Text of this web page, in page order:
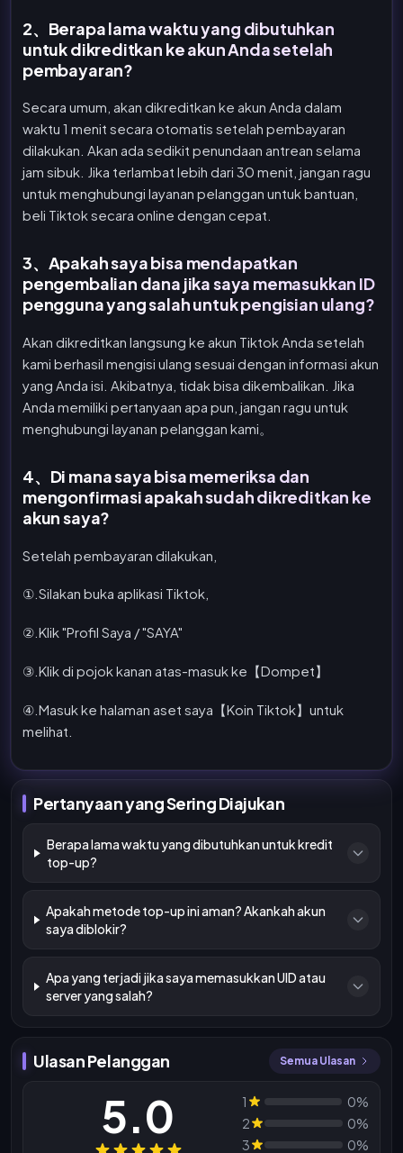
2、Berapa lama waktu yang dibutuhkan
untuk dikreditkan ke akun Anda setelah
pembayaran?
Secara umum, akan dikreditkan ke akun Anda dalam
waktu 1 menit secara otomatis setelah pembayaran
dilakukan. Akan ada sedikit penundaan antrean selama
jam sibuk. Jika terlambat lebih dari 30 menit, jangan ragu
untuk menghubungi layanan pelanggan untuk bantuan,
beli Tiktok secara online dengan cepat.
3、Apakah saya bisa mendapatkan
pengembalian dana jika saya memasukkan ID
pengguna yang salah untuk pengisian ulang?
Akan dikreditkan langsung ke akun Tiktok Anda setelah
kami berhasil mengisi ulang sesuai dengan informasi akun
yang Anda isi. Akibatnya, tidak bisa dikembalikan. Jika
Anda memiliki pertanyaan apa pun, jangan ragu untuk
menghubungi layanan pelanggan kami。
4、Di mana saya bisa memeriksa dan
mengonfirmasi apakah sudah dikreditkan ke
akun saya?
Setelah pembayaran dilakukan,
①.Silakan buka aplikasi Tiktok,
②.Klik "Profil Saya / "SAYA"
③.Klik di pojok kanan atas-masuk ke【Dompet】
④.Masuk ke halaman aset saya【Koin Tiktok】untuk
melihat.
Pertanyaan yang Sering Diajukan
Berapa lama waktu yang dibutuhkan untuk kredit
top-up?
Apakah metode top-up ini aman? Akankah akun
saya diblokir?
Apa yang terjadi jika saya memasukkan UID atau
server yang salah?
Ulasan Pelanggan Semua Ulasan
5.0 1
0%
2
0%
3
0%